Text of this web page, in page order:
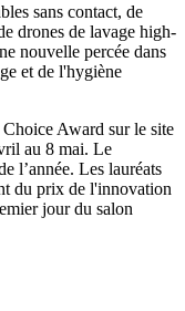
sans contact, de
drones de lavage high-
nouvelle percée dans
et de l'hygiène
Award sur le site
au 8 mai. Le
l’année. Les lauréats
du prix de l'innovation
jour du salon